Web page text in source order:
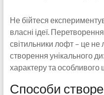
Не бійтеся
власні ідеї.
світильники лофт – це не
створення унікального
характеру та
Способи